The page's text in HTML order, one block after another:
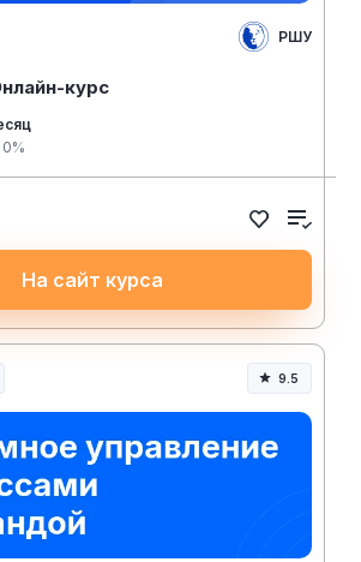
РШУ
курс
На сайт курса
9.5